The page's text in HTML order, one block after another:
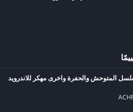
المتوحش والحفرة واخرى مهكر للاندرويد